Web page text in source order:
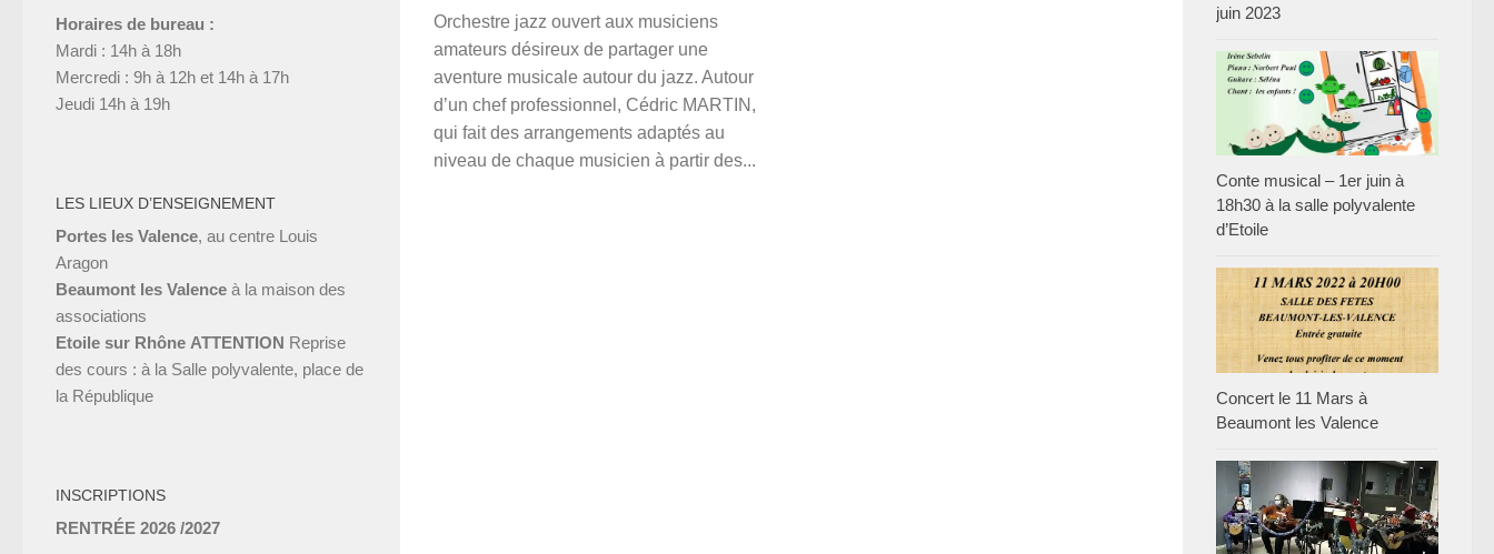
Orchestre jazz ouvert aux musiciens
amateurs désireux de partager une
aventure musicale autour du jazz. Autour
d’un chef professionnel, Cédric MARTIN,
qui fait des arrangements adaptés au
niveau de chaque musicien à partir des...
Horaires de bureau :
Mardi : 14h à 18h
Mercredi : 9h à 12h et 14h à 17h
Jeudi 14h à 19h
LES LIEUX D’ENSEIGNEMENT
Portes les Valence, au centre Louis
Aragon
Beaumont les Valence à la maison des
associations
Etoile sur Rhône ATTENTION Reprise
des cours : à la Salle polyvalente, place de
la République
INSCRIPTIONS
RENTRÉE 2026 /2027
juin 2023
Conte musical – 1er juin à
18h30 à la salle polyvalente
d’Etoile
Concert le 11 Mars à
Beaumont les Valence